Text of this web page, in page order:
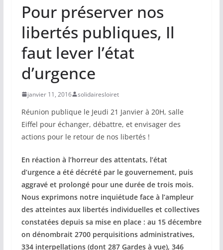
Pour préserver nos
libertés publiques, Il
faut lever l’état
d’urgence
janvier 11, 2016 solidairesloiret
Réunion publique le Jeudi 21 Janvier à 20H, salle
Eiffel pour échanger, débattre, et envisager des
actions pour le retour de nos libertés !
En réaction à l’horreur des attentats, l’état
d’urgence a été décrété par le gouvernement, puis
aggravé et prolongé pour une durée de trois mois.
Nous exprimons notre inquiétude face à l’ampleur
des atteintes aux libertés individuelles et collectives
constatées depuis sa mise en place : au 15 décembre
on dénombrait 2700 perquisitions administratives,
334 interpellations (dont 287 Gardes à vue), 346